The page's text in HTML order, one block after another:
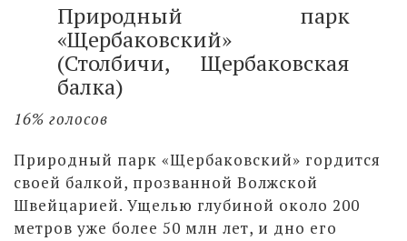
Природный парк
«Щербаковский»
(Столбичи, Щербаковская
балка)
16% голосов
Природный парк «Щербаковский» гордится
своей балкой, прозванной Волжской
Швейцарией. Ущелью глубиной около 200
метров уже более 50 млн лет, и дно его